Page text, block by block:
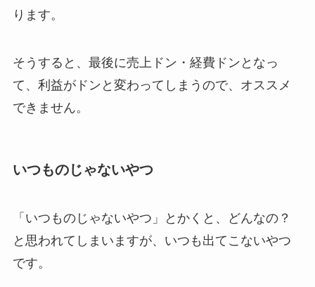
ります。
そうすると、最後に売上ドン・経費ドンとなっ
て、利益がドンと変わってしまうので、オススメ
できません。
いつものじゃないやつ
「いつものじゃないやつ」とかくと、どんなの？
と思われてしまいますが、いつも出てこないやつ
です。